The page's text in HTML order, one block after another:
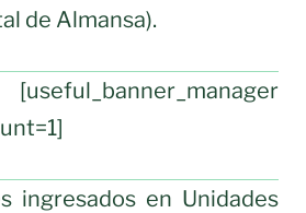
de Almansa).
ingresados en Unidades